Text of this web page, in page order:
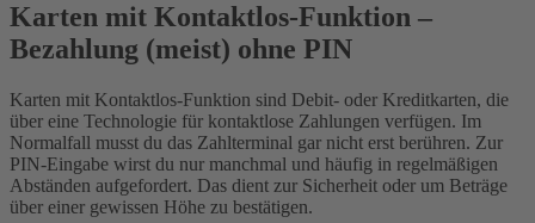
Karten mit Kontaktlos-Funktion –
Bezahlung (meist) ohne PIN
Karten mit Kontaktlos-Funktion sind Debit- oder Kreditkarten, die
über eine Technologie für kontaktlose Zahlungen verfügen. Im
Normalfall musst du das Zahlterminal gar nicht erst berühren. Zur
PIN-Eingabe wirst du nur manchmal und häufig in regelmäßigen
Abständen aufgefordert. Das dient zur Sicherheit oder um Beträge
über einer gewissen Höhe zu bestätigen.